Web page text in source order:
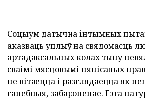
Соцыум датычна інтымных
аказваць уплыў на свядомасць
артадаксальных колах тыпу
сваімі мясцовымі няпісаных
не вітаецца і разглядаецца як
ганебныя, забароненае. Гэта